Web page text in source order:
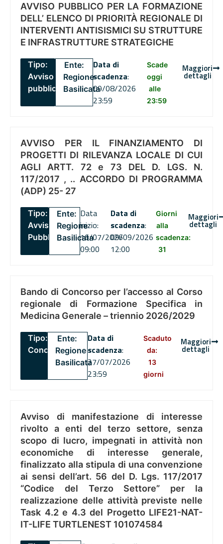
AVVISO PUBBLICO PER LA FORMAZIONE
DELL’ ELENCO DI PRIORITÀ REGIONALE DI
INTERVENTI ANTISISMICI SU STRUTTURE
E INFRASTRUTTURE STRATEGICHE
Tipo:
Avviso
pubblico
Ente:
Regione
Basilicata
Data di
scadenza:
09/08/2026
23:59
Scade
oggi
alle
23:59
Maggiori
dettagli
AVVISO PER IL FINANZIAMENTO DI
PROGETTI DI RILEVANZA LOCALE DI CUI
AGLI ARTT. 72 e 73 DEL D. LGS. N.
117/2017 , .. ACCORDO DI PROGRAMMA
(ADP) 25- 27
Tipo:
Avviso
Pubblico
Ente:
Regione
Basilicata
Data
inizio:
16/07/2026
09:00
Data di
scadenza:
09/09/2026
12:00
Giorni
alla
scadenza:
31
Maggiori
dettagli
Bando di Concorso per l’accesso al Corso
regionale di Formazione Specifica in
Medicina Generale – triennio 2026/2029
Tipo:
Concorsi
Ente:
Regione
Basilicata
Data di
scadenza:
27/07/2026
23:59
Scaduto
da:
13
giorni
Maggiori
dettagli
Avviso di manifestazione di interesse
rivolto a enti del terzo settore, senza
scopo di lucro, impegnati in attività non
economiche di interesse generale,
finalizzato alla stipula di una convenzione
ai sensi dell’art. 56 del D. Lgs. 117/2017
“Codice del Terzo Settore” per la
realizzazione delle attività previste nelle
Task 4.2 e 4.3 del Progetto LIFE21-NAT-
IT-LIFE TURTLENEST 101074584